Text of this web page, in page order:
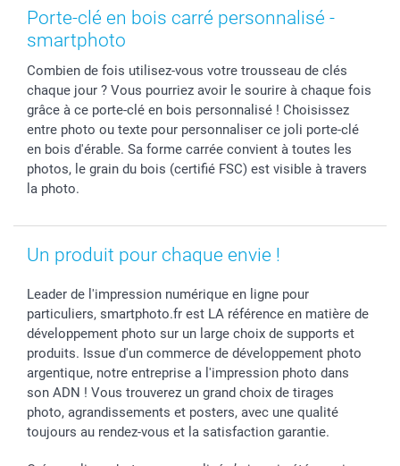
Coques smartphone
Stickers & Etiquettes
Dénicheur d'idées cadeau
Fête des Mères
Fête des Pères
Baptême
Toussaint
Rentrée des classes
Saint-Valentin
Vacances
Droit de rétraction
Plaintes
Gestion des cookies
Tarifs
Partenariats & Influence
Investisseurs
Aide
smartbonus
Livraison
Modes de paiement
Grandes quantités
Statut de ma commande
Porte-clé en bois carré personnalisé -
smartphoto
Combien de fois utilisez-vous votre trousseau de clés
chaque jour ? Vous pourriez avoir le sourire à chaque fois
grâce à ce porte-clé en bois personnalisé ! Choisissez
entre photo ou texte pour personnaliser ce joli porte-clé
en bois d'érable. Sa forme carrée convient à toutes les
photos, le grain du bois (certifié FSC) est visible à travers
la photo.
Un produit pour chaque envie !
Leader de l'impression numérique en ligne pour
particuliers, smartphoto.fr est LA référence en matière de
développement photo sur un large choix de supports et
produits. Issue d'un commerce de développement photo
argentique, notre entreprise a l'impression photo dans
son ADN ! Vous trouverez un grand choix de tirages
photo, agrandissements et posters, avec une qualité
toujours au rendez-vous et la satisfaction garantie.